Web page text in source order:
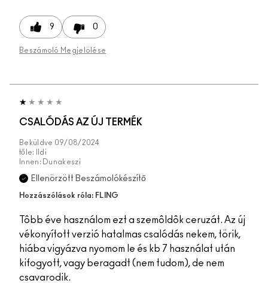
9 0
Beszámoló Megjelölése
CSALÓDÁS AZ ÚJ TERMÉK
Beküldve 09/08/2024
tőle:
Ildi
Innen:
Dunakeszi
Ellenörzött Beszámolókészítő
Hozzászólások róla: FLING
Tôbb éve használom ezt a szemôldôk ceruzát. Az új
vékonyított verzió hatalmas csalódás nekem, törik,
hiába vigyázva nyomom le és kb 7 használat után
kifogyott, vagy beragadt (nem tudom), de nem
csavarodik.